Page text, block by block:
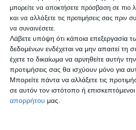
μπορείτε να αποκτήσετε πρόσβαση σε πιο
και να αλλάξετε τις προτιμήσεις σας πριν
να συναινέσετε.
Λάβετε υπόψη ότι κάποια επεξεργασία
δεδομένων ενδέχεται να μην απαιτεί τη
έχετε το δικαίωμα να αρνηθείτε αυτήν
προτιμήσεις σας θα ισχύουν μόνο για
Μπορείτε πάντα να αλλάξετε τις
σε αυτόν τον ιστότοπο ή
απορρήτου μας.
τον αέρα, όπως οι δασικές
τα περιστατικά αέριας
αντίστοιχα.
Ο Θερμαϊκός Κόλπος ένα
καλύτερα μελετημένα